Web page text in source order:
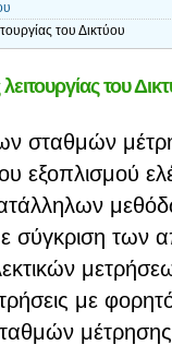
του Δικτύου
του
σταθμών
εξοπλισμού
των
με